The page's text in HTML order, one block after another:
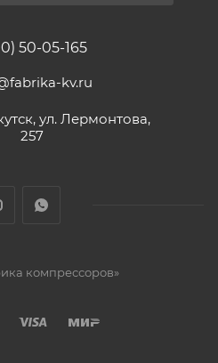
50-05-165
kv.ru
ул. Лермонтова,
257
компрессоров»